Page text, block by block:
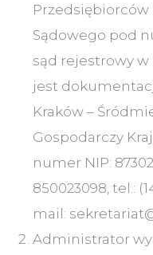
Przedsiębiorców
Sądowego pod
sąd rejestrowy
jest
Kraków –
Gospodarczy
numer NIP:
850023098, tel.:
mail:
Administrator